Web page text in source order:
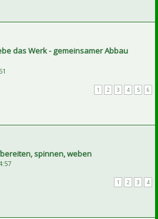
das Werk - gemeinsamer Abbau
1 2 3 4 5 6
spinnen, weben
1 2 3 4